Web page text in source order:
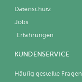
Datenschutz
Jobs
Erfahrungen
KUNDENSERVICE
Häufig gestellte Fragen